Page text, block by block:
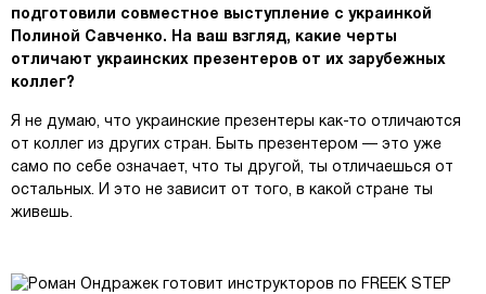
подготовили совместное выступление с украинкой
Полиной Савченко. На ваш взгляд, какие черты
отличают украинских презентеров от их зарубежных
коллег?
Я не думаю, что украинские презентеры как-то отличаются
от коллег из других стран. Быть презентером — это уже
само по себе означает, что ты другой, ты отличаешься от
остальных. И это не зависит от того, в какой стране ты
живешь.